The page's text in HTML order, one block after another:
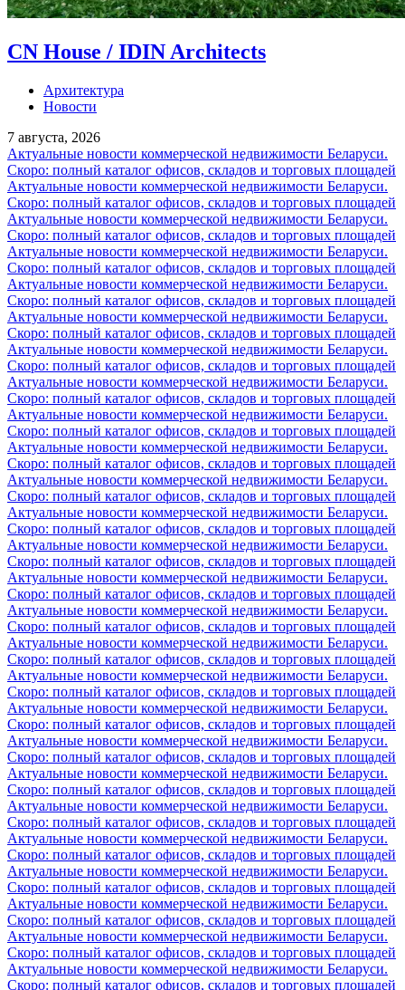
CN House / IDIN Architects
Архитектура
Новости
7 августа, 2026
Актуальные новости коммерческой недвижимости Беларуси.
Скоро: полный каталог офисов, складов и торговых площадей
Актуальные новости коммерческой недвижимости Беларуси.
Скоро: полный каталог офисов, складов и торговых площадей
Актуальные новости коммерческой недвижимости Беларуси.
Скоро: полный каталог офисов, складов и торговых площадей
Актуальные новости коммерческой недвижимости Беларуси.
Скоро: полный каталог офисов, складов и торговых площадей
Актуальные новости коммерческой недвижимости Беларуси.
Скоро: полный каталог офисов, складов и торговых площадей
Актуальные новости коммерческой недвижимости Беларуси.
Скоро: полный каталог офисов, складов и торговых площадей
Актуальные новости коммерческой недвижимости Беларуси.
Скоро: полный каталог офисов, складов и торговых площадей
Актуальные новости коммерческой недвижимости Беларуси.
Скоро: полный каталог офисов, складов и торговых площадей
Актуальные новости коммерческой недвижимости Беларуси.
Скоро: полный каталог офисов, складов и торговых площадей
Актуальные новости коммерческой недвижимости Беларуси.
Скоро: полный каталог офисов, складов и торговых площадей
Актуальные новости коммерческой недвижимости Беларуси.
Скоро: полный каталог офисов, складов и торговых площадей
Актуальные новости коммерческой недвижимости Беларуси.
Скоро: полный каталог офисов, складов и торговых площадей
Актуальные новости коммерческой недвижимости Беларуси.
Скоро: полный каталог офисов, складов и торговых площадей
Актуальные новости коммерческой недвижимости Беларуси.
Скоро: полный каталог офисов, складов и торговых площадей
Актуальные новости коммерческой недвижимости Беларуси.
Скоро: полный каталог офисов, складов и торговых площадей
Актуальные новости коммерческой недвижимости Беларуси.
Скоро: полный каталог офисов, складов и торговых площадей
Актуальные новости коммерческой недвижимости Беларуси.
Скоро: полный каталог офисов, складов и торговых площадей
Актуальные новости коммерческой недвижимости Беларуси.
Скоро: полный каталог офисов, складов и торговых площадей
Актуальные новости коммерческой недвижимости Беларуси.
Скоро: полный каталог офисов, складов и торговых площадей
Актуальные новости коммерческой недвижимости Беларуси.
Скоро: полный каталог офисов, складов и торговых площадей
Актуальные новости коммерческой недвижимости Беларуси.
Скоро: полный каталог офисов, складов и торговых площадей
Актуальные новости коммерческой недвижимости Беларуси.
Скоро: полный каталог офисов, складов и торговых площадей
Актуальные новости коммерческой недвижимости Беларуси.
Скоро: полный каталог офисов, складов и торговых площадей
Актуальные новости коммерческой недвижимости Беларуси.
Скоро: полный каталог офисов, складов и торговых площадей
Актуальные новости коммерческой недвижимости Беларуси.
Скоро: полный каталог офисов, складов и торговых площадей
Актуальные новости коммерческой недвижимости Беларуси.
Скоро: полный каталог офисов, складов и торговых площадей